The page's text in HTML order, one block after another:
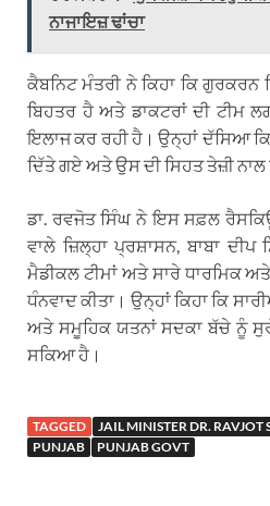
ਨਾਜਾਇਜ਼ ਢਾਂਚਾ
ਕੈਬਨਿਟ ਮੰਤਰੀ ਨੇ ਕਿਹਾ ਕਿ ਗੁਰਕਰਨ
ਬਿਹਤਰ ਹੈ ਅਤੇ ਡਾਕਟਰਾਂ ਦੀ ਟੀਮ
ਇਲਾਜ ਕਰ ਰਹੀ ਹੈ। ਉਨ੍ਹਾਂ ਦੱਸਿਆ
ਦਿੱਤੇ ਗਏ ਅਤੇ ਉਸ ਦੀ ਸਿਹਤ ਤੇਜ਼ੀ ਨਾਲ
ਡਾ. ਰਵਜੋਤ ਸਿੰਘ ਨੇ ਇਸ ਸਫ਼ਲ
ਵਾਲੇ ਜ਼ਿਲ੍ਹਾ ਪ੍ਰਸ਼ਾਸਨ, ਬਾਬਾ
ਮੈਡੀਕਲ ਟੀਮਾਂ ਅਤੇ ਸਾਰੇ ਧਾਰਮਿਕ
ਧੰਨਵਾਦ ਕੀਤਾ। ਉਨ੍ਹਾਂ ਕਿਹਾ ਕਿ
ਅਤੇ ਸਮੂਹਿਕ ਯਤਨਾਂ ਸਦਕਾ ਬੱਚੇ ਨੂੰ
ਸਕਿਆ ਹੈ।
TAGGED JAIL MINISTER DR. RAVJOT
PUNJAB
PUNJAB GOVT